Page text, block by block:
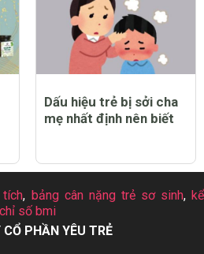
Dấu hiệu trẻ bị sởi cha
mẹ nhất định nên biết
tích, bảng cân nặng trẻ sơ sinh, kể
chỉ số bmi
CỔ PHẦN YÊU TRẺ